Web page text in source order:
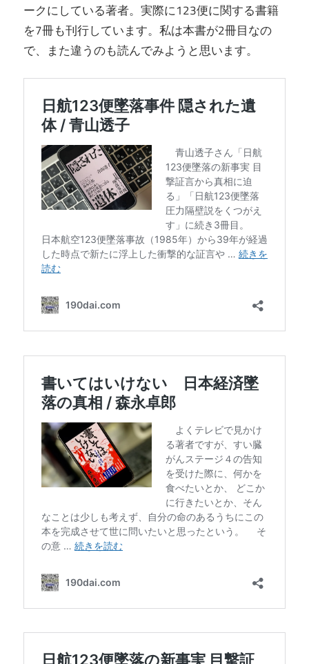
ークにしている著者。実際に123便に関する書籍
を7冊も刊行しています。私は本書が2冊目なの
で、また違うのも読んでみようと思います。